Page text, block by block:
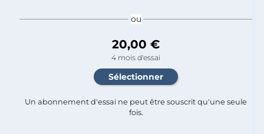
ou
20,00 €
4 mois d'essai
Un abonnement d'essai ne peut être souscrit qu'une seule
fois.​